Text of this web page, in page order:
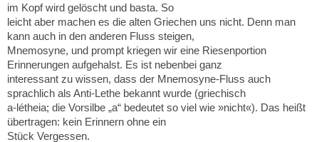
im Kopf wird gelöscht und basta. So
leicht aber machen es die alten Griechen uns nicht. Denn man
kann auch in den anderen Fluss steigen,
Mnemosyne, und prompt kriegen wir eine Riesenportion
Erinnerungen aufgehalst. Es ist nebenbei ganz
interessant zu wissen, dass der Mnemosyne-Fluss auch
sprachlich als Anti-Lethe bekannt wurde (griechisch
a-létheia; die Vorsilbe „a“ bedeutet so viel wie »nicht«). Das heißt
übertragen: kein Erinnern ohne ein
Stück Vergessen.